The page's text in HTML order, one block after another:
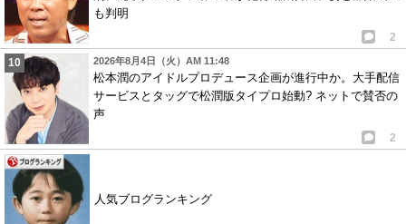
も判明
2
2026年8月4日（火）AM 11:48
松本潤のアイドルプロデュース企画が進行中か。大手配信
サービスとタッグで松潤版タイプロ始動? ネットで賛否の
声
2
人気ブログランキング